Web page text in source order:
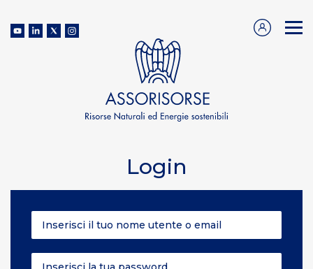
Login